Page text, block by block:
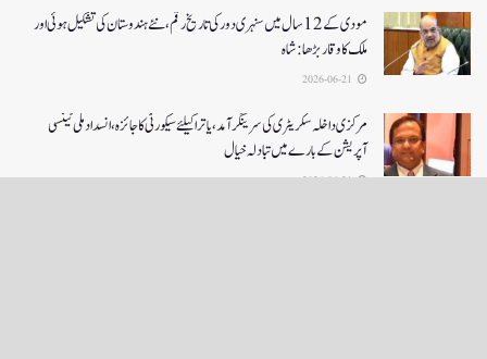
مودی کے 12 سال میں سنہری دور کی تاریخ رقم ، نئے ہندوستان کی تشکیل ہوئی اور
ملک کا وقار بڑھا: شاہ
مرکزی داخلہ سکریٹری کی سرینگر آمد ،یاترا کیلئے سیکورٹی کا جائزہ ،انسداد ملی ٹینسی
آپریشن کے بارے میں تبادلہ خیال
2026-06-21